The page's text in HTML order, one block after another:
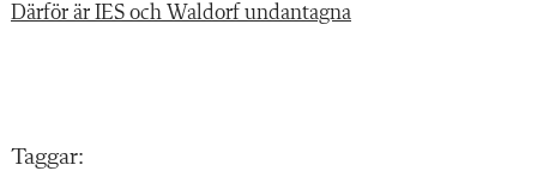
Därför är IES och Waldorf ­undantagna
Taggar: